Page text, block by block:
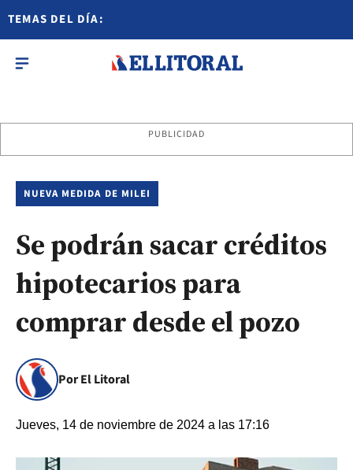
TEMAS DEL DÍA:
PUBLICIDAD
NUEVA MEDIDA DE MILEI
Se podrán sacar créditos
hipotecarios para
comprar desde el pozo
Por El Litoral
Jueves, 14 de noviembre de 2024 a las 17:16